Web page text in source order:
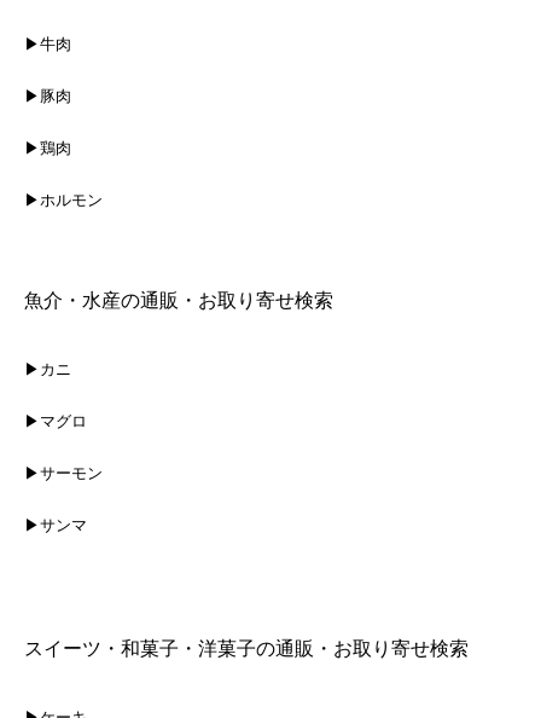
▶牛肉
▶豚肉
▶鶏肉
▶ホルモン
魚介・水産の通販・お取り寄せ検索
▶カニ
▶マグロ
▶サーモン
▶サンマ
スイーツ・和菓子・洋菓子の通販・お取り寄せ検索